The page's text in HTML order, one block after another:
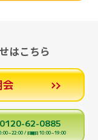
はこちら
会
62-0885
～22:00 / 日曜日 10:00～19:00